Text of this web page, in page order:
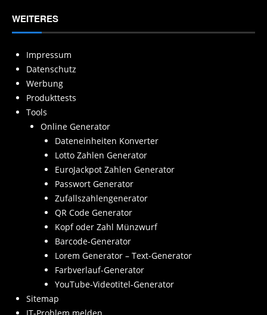
WEITERES
Impressum
Datenschutz
Werbung
Produkttests
Tools
Online Generator
Dateneinheiten Konverter
Lotto Zahlen Generator
EuroJackpot Zahlen Generator
Passwort Generator
Zufallszahlengenerator
QR Code Generator
Kopf oder Zahl Münzwurf
Barcode-Generator
Lorem Generator – Text-Generator
Farbverlauf-Generator
YouTube-Videotitel-Generator
Sitemap